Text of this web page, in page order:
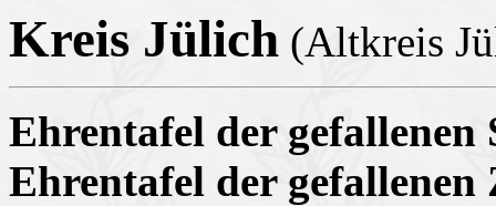
Kreis Jülich (Altkreis
Ehrentafel der gefallenen
Ehrentafel der gefallenen